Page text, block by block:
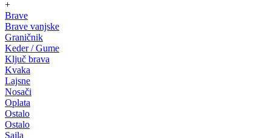
+
Brave
Brave vanjske
Graničnik
Keder / Gume
Ključ brava
Kvaka
Lajsne
Nosači
Oplata
Ostalo
Ostalo
Sajla